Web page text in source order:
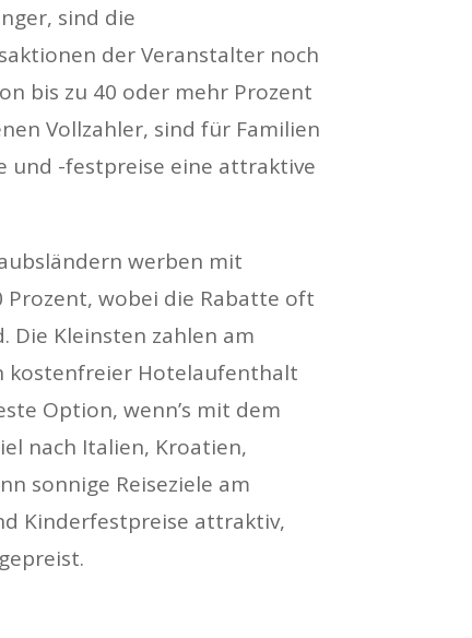
sind die
der Veranstalter noch
bis zu 40 oder mehr Prozent
Vollzahler, sind für Familien
und -festpreise eine attraktive
werben mit
Prozent, wobei die Rabatte oft
Die Kleinsten zahlen am
kostenfreier Hotelaufenthalt
Option, wenn’s mit dem
nach Italien, Kroatien,
sonnige Reiseziele am
Kinderfestpreise attraktiv,